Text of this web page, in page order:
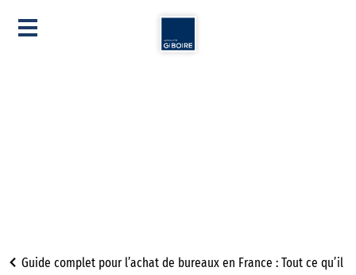
Guide complet pour l’achat de bureaux en France : Tout ce qu’il